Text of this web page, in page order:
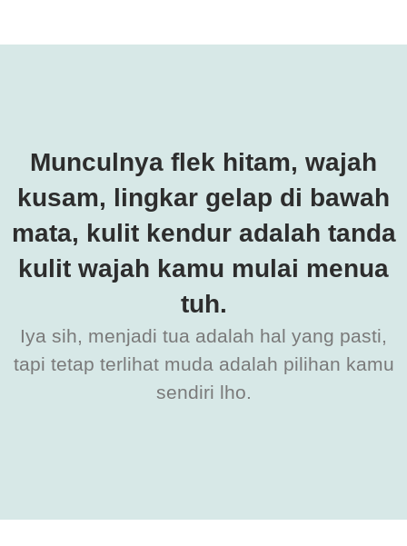
Munculnya flek hitam, wajah
kusam, lingkar gelap di bawah
mata, kulit kendur adalah tanda
kulit wajah kamu mulai menua
tuh.
Iya sih, menjadi tua adalah hal yang pasti,
tapi tetap terlihat muda adalah pilihan kamu
sendiri lho.